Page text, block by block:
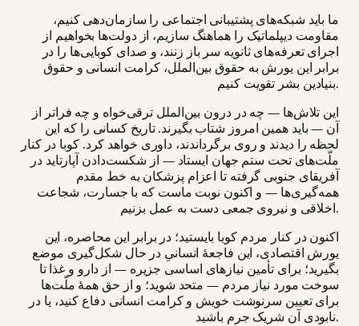
ما باید شبکه‌های پشتیبانی اجتماعی را سازمان‌دهی کنیم،
مقاومت دیپلماتیک را هماهنگ سازیم، از دولت‌ها بخواهیم از
اجرای تعرفه‌های ثانویه سر باز زنند، و صدای کوبایی‌ها را در
برابر این یورش به حقوق بین‌الملل، کرامت انسانی و حقوق
بنیادین بشر تقویت کنیم.
این تلاش‌ها — چه در درون بین‌الملل ترقی‌خواه و چه فراتر از
آن — باید همین امروز شتاب بگیرند. تاریخ کسانی را که این
لحظه را دیدند و روی برگرداندند، داوری خواهد کرد. کوبا در کنار
ملّت‌های تحت ستم جهان ایستاد — از شکست‌دادن آپارتاید در
آفریقای جنوبی گرفته تا اعزام پزشکان به خط مقدم
همه‌گیری‌ها — و اکنون نوبت ماست که با جسارت، شجاعت
اخلاقی و نیروی جمعی دست به عمل بزنیم.
اکنون در کنار مردم کوبا بایستید؛ در برابر این محاصره، این
یورش اقتصادی، این فاجعهٔ انسانیِ در حال شکل‌گیری موضع
بگیرید؛ برای تأمین نیازهای اساسی جزیره — از دارو و غذا تا
سوخت مورد نیاز مردم — متحد شوید؛ و از حق همهٔ ملّت‌ها
برای تعیین سرنوشت خویش و کرامت انسانی دفاع کنید، یا در
نابودی آن شریک جرم باشید.